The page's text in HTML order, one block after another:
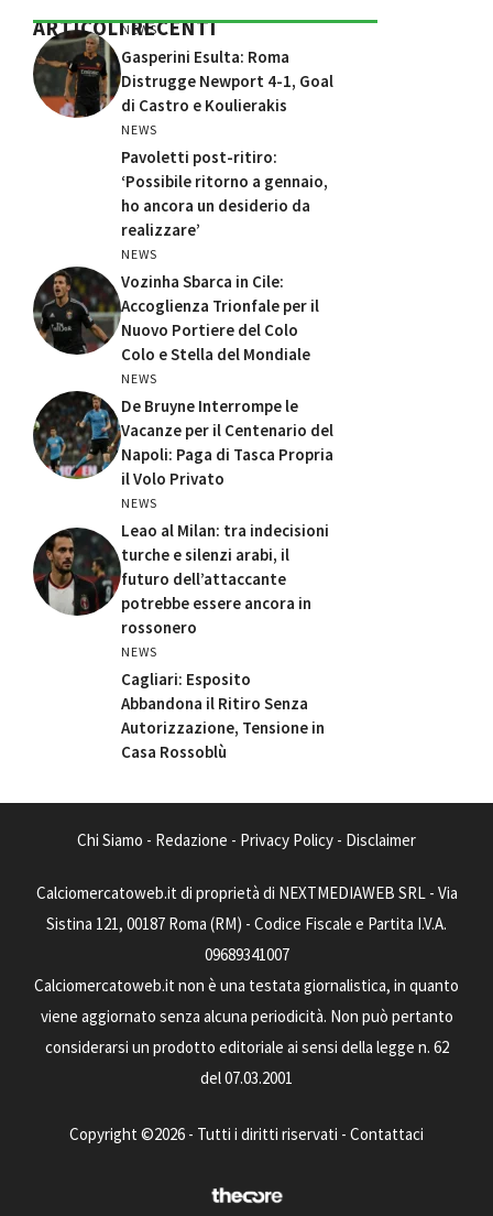
ARTICOLI RECENTI
NEWS
Gasperini Esulta: Roma
Distrugge Newport 4-1, Goal
di Castro e Koulierakis
NEWS
Pavoletti post-ritiro:
‘Possibile ritorno a gennaio,
ho ancora un desiderio da
realizzare’
NEWS
Vozinha Sbarca in Cile:
Accoglienza Trionfale per il
Nuovo Portiere del Colo
Colo e Stella del Mondiale
NEWS
De Bruyne Interrompe le
Vacanze per il Centenario del
Napoli: Paga di Tasca Propria
il Volo Privato
NEWS
Leao al Milan: tra indecisioni
turche e silenzi arabi, il
futuro dell’attaccante
potrebbe essere ancora in
rossonero
NEWS
Cagliari: Esposito
Abbandona il Ritiro Senza
Autorizzazione, Tensione in
Casa Rossoblù
Chi Siamo - Redazione - Privacy Policy - Disclaimer
Calciomercatoweb.it di proprietà di NEXTMEDIAWEB SRL - Via
Sistina 121, 00187 Roma (RM) - Codice Fiscale e Partita I.V.A.
09689341007
Calciomercatoweb.it non è una testata giornalistica, in quanto
viene aggiornato senza alcuna periodicità. Non può pertanto
considerarsi un prodotto editoriale ai sensi della legge n. 62
del 07.03.2001
Copyright ©2026 - Tutti i diritti riservati - Contattaci